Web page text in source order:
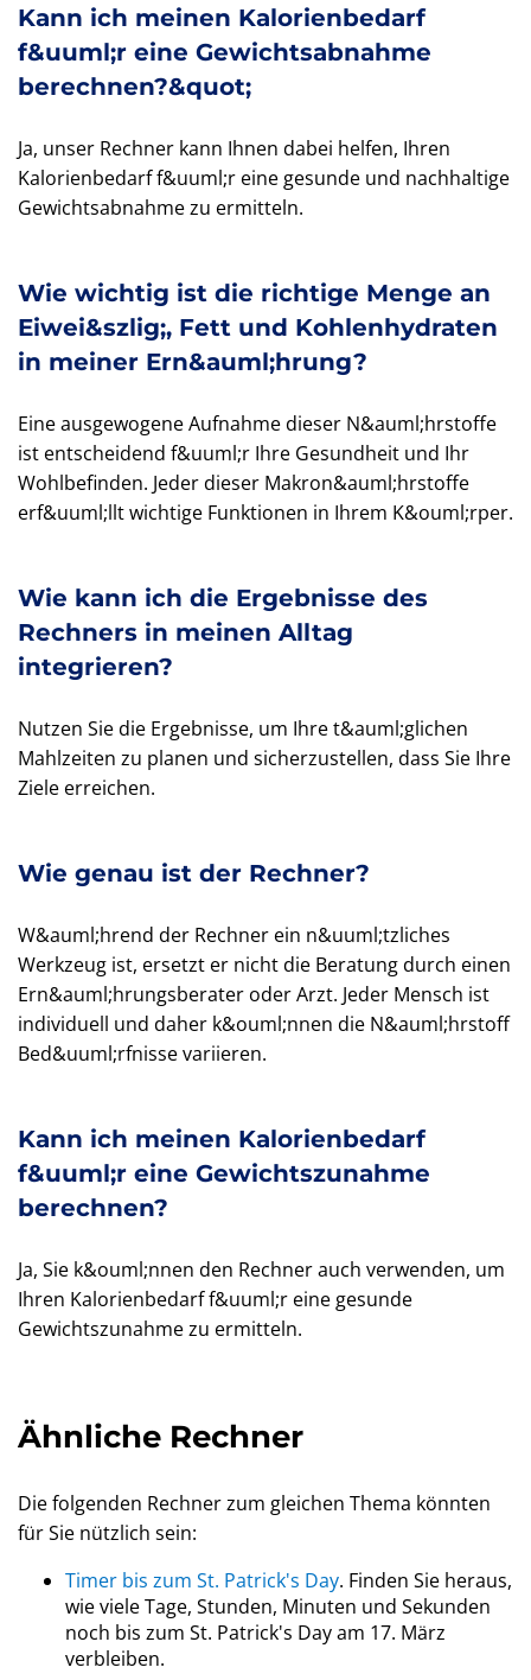
Kann ich meinen Kalorienbedarf
f&uuml;r eine Gewichtsabnahme
berechnen?&quot;
Ja, unser Rechner kann Ihnen dabei helfen, Ihren
Kalorienbedarf f&uuml;r eine gesunde und nachhaltige
Gewichtsabnahme zu ermitteln.
Wie wichtig ist die richtige Menge an
Eiwei&szlig;, Fett und Kohlenhydraten
in meiner Ern&auml;hrung?
Eine ausgewogene Aufnahme dieser N&auml;hrstoffe
ist entscheidend f&uuml;r Ihre Gesundheit und Ihr
Wohlbefinden. Jeder dieser Makron&auml;hrstoffe
erf&uuml;llt wichtige Funktionen in Ihrem K&ouml;rper.
Wie kann ich die Ergebnisse des
Rechners in meinen Alltag
integrieren?
Nutzen Sie die Ergebnisse, um Ihre t&auml;glichen
Mahlzeiten zu planen und sicherzustellen, dass Sie Ihre
Ziele erreichen.
Wie genau ist der Rechner?
W&auml;hrend der Rechner ein n&uuml;tzliches
Werkzeug ist, ersetzt er nicht die Beratung durch einen
Ern&auml;hrungsberater oder Arzt. Jeder Mensch ist
individuell und daher k&ouml;nnen die N&auml;hrstoff
Bed&uuml;rfnisse variieren.
Kann ich meinen Kalorienbedarf
f&uuml;r eine Gewichtszunahme
berechnen?
Ja, Sie k&ouml;nnen den Rechner auch verwenden, um
Ihren Kalorienbedarf f&uuml;r eine gesunde
Gewichtszunahme zu ermitteln.
Ähnliche Rechner
Die folgenden Rechner zum gleichen Thema könnten
für Sie nützlich sein:
Timer bis zum St. Patrick's Day. Finden Sie heraus,
wie viele Tage, Stunden, Minuten und Sekunden
noch bis zum St. Patrick's Day am 17. März
verbleiben.